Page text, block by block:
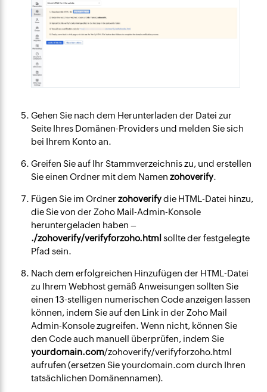
Gehen Sie nach dem Herunterladen der Datei zur
Seite Ihres Domänen-Providers und melden Sie sich
bei Ihrem Konto an.
Greifen Sie auf Ihr Stammverzeichnis zu, und erstellen
Sie einen Ordner mit dem Namenzohoverify.
Fügen Sie im Ordnerzohoverifydie HTML-Datei hinzu,
die Sie von der Zoho Mail-Admin-Konsole
heruntergeladen haben –
./zohoverify/verifyforzoho.html sollte der festgelegte
Pfad sein.
Nach dem erfolgreichen Hinzufügen der HTML-Datei
zu Ihrem Webhost gemäß Anweisungen sollten Sie
einen 13-stelligen numerischen Code anzeigen lassen
können, indem Sie auf den Link in der Zoho Mail
Admin-Konsole zugreifen. Wenn nicht, können Sie
den Code auch manuell überprüfen, indem Sie
yourdomain.com/zohoverify/verifyforzoho.html
aufrufen (ersetzen Sie yourdomain.com durch Ihren
tatsächlichen Domänennamen).